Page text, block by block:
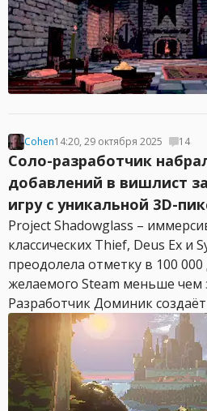
Cohen14:20, 29 октября 2025 14
Соло-разработчик
добавлений в вишлист
игру с уникальной 3D-
Project Shadowglass –
классических Thief, Deus Ex и
преодолела отметку в 100
желаемого Steam меньше чем
Разработчик Доминик